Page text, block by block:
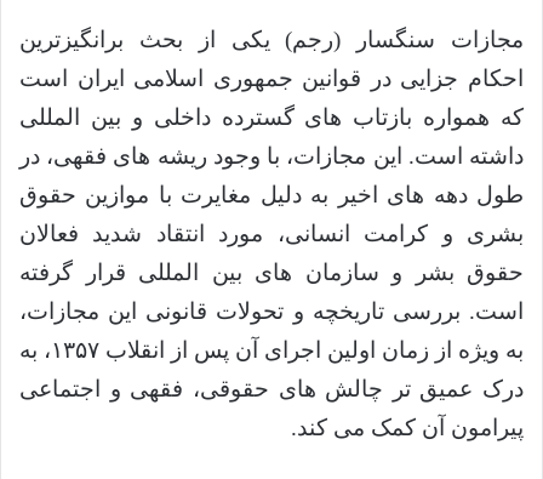
مجازات سنگسار (رجم) یکی از بحث برانگیزترین
احکام جزایی در قوانین جمهوری اسلامی ایران است
که همواره بازتاب های گسترده داخلی و بین المللی
داشته است. این مجازات، با وجود ریشه های فقهی، در
طول دهه های اخیر به دلیل مغایرت با موازین حقوق
بشری و کرامت انسانی، مورد انتقاد شدید فعالان
حقوق بشر و سازمان های بین المللی قرار گرفته
است. بررسی تاریخچه و تحولات قانونی این مجازات،
به ویژه از زمان اولین اجرای آن پس از انقلاب ۱۳۵۷، به
درک عمیق تر چالش های حقوقی، فقهی و اجتماعی
پیرامون آن کمک می کند.